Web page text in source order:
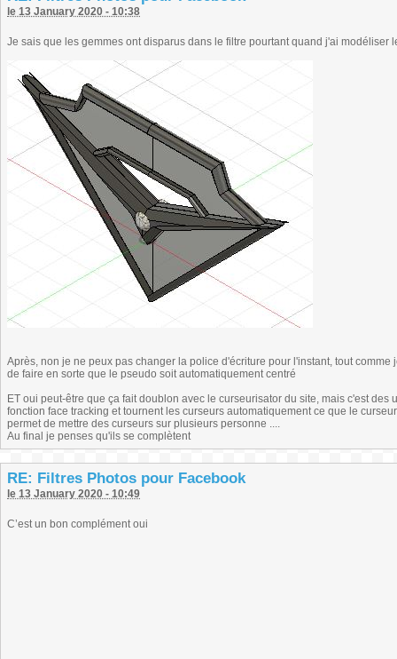
le 13 January 2020 - 10:38
Je sais que les gemmes ont disparus dans le filtre pourtant quand j'ai modéliser
Après, non je ne peux pas changer la police d'écriture pour l'instant, tout
de faire en sorte que le pseudo soit automatiquement centré
ET oui peut-être que ça fait doublon avec le curseurisator du site, mais c'est
fonction face tracking et tournent les curseurs automatiquement ce que le
permet de mettre des curseurs sur plusieurs personne ....
Au final je penses qu'ils se complètent
RE: Filtres Photos pour Facebook
le 13 January 2020 - 10:49
C’est un bon complément oui